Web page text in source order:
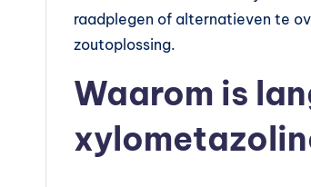
raadplegen of alternatieven te
zoutoplossing.
Waarom is